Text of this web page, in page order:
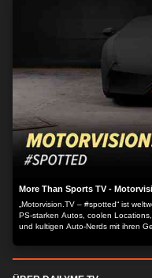
Franchise-Konzepte und erleben
More Than Sports TV -
„Motorvision.TV – #spotted“ ist
PS-starken Autos, coolen
und kultigen Auto-Nerds mit ihren